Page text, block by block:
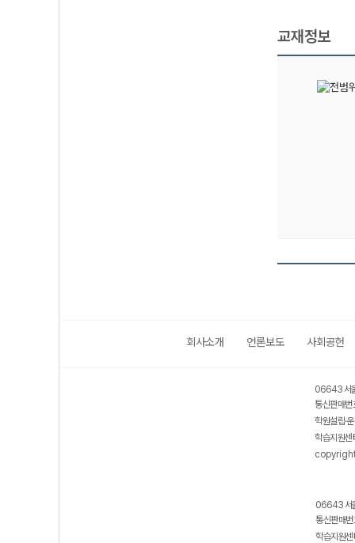
교재정보
회사소개 언론보도 사회공헌
06643 서
통신판매
학원설립·
학습지원
06643 서
통신판매
학습지원